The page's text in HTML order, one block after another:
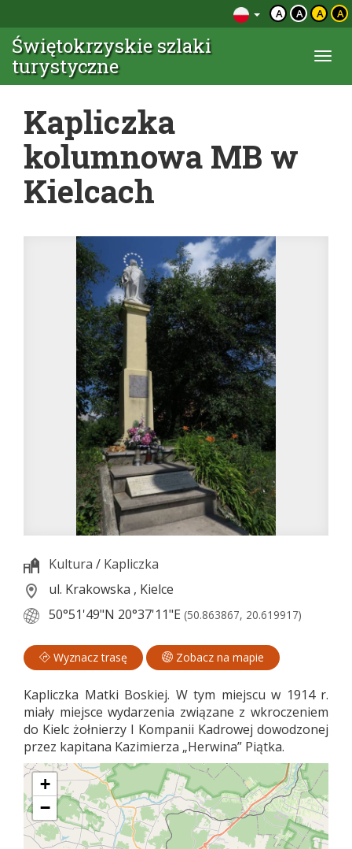
A A A A
Świętokrzyskie szlaki
turystyczne
Kapliczka
kolumnowa MB w
Kielcach
Kultura / Kapliczka
ul. Krakowska , Kielce
50°51'49"N 20°37'11"E (50.863867, 20.619917)
Wyznacz trasę Zobacz na mapie
Kapliczka Matki Boskiej. W tym miejscu w 1914 r.
miały miejsce wydarzenia związane z wkroczeniem
do Kielc żołnierzy I Kompanii Kadrowej dowodzonej
przez kapitana Kazimierza „Herwina” Piątka.
+
−